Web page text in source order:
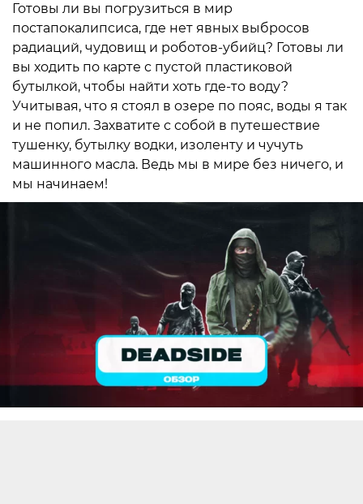
Готовы ли вы погрузиться в мир
постапокалипсиса, где нет явных выбросов
радиаций, чудовищ и роботов-убийц? Готовы ли
вы ходить по карте с пустой пластиковой
бутылкой, чтобы найти хоть где-то воду?
Учитывая, что я стоял в озере по пояс, воды я так
и не попил. Захватите с собой в путешествие
тушенку, бутылку водки, изоленту и чучуть
машинного масла. Ведь мы в мире без ничего, и
мы начинаем!